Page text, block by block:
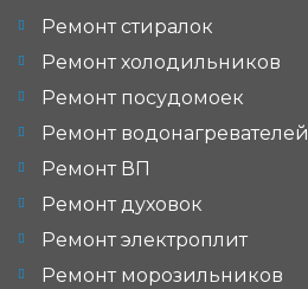
Ремонт стиралок
Ремонт холодильников
Ремонт посудомоек
Ремонт водонагревателей
Ремонт ВП
Ремонт духовок
Ремонт электроплит
Ремонт морозильников